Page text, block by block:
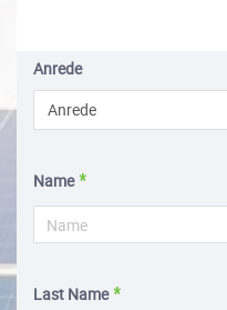
Anrede
Anrede
Name
Last Name